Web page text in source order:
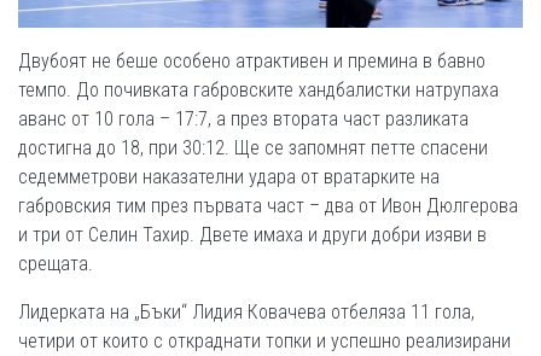
Двубоят не беше особено атрактивен и премина в бавно
темпо. До почивката габровските хандбалистки натрупаха
аванс от 10 гола – 17:7, а през втората част разликата
достигна до 18, при 30:12. Ще се запомнят петте спасени
седемметрови наказателни удара от вратарките на
габровския тим през първата част – два от Ивон Дюлгерова
и три от Селин Тахир. Двете имаха и други добри изяви в
срещата.
Лидерката на „Бъки“ Лидия Ковачева отбеляза 11 гола,
четири от които с откраднати топки и успешно реализирани